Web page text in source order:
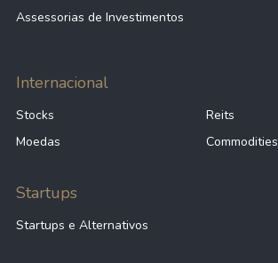
Assessorias de Investimentos
Internacional
Stocks
Reits
Moedas
Commodities
Startups
Startups e Alternativos